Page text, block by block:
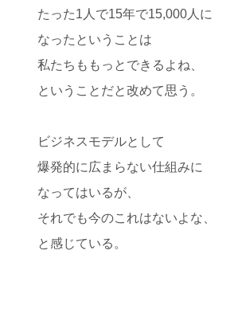
たった1人で15年で15,000人に
なったということは
私たちももっとできるよね、
ということだと改めて思う。
ビジネスモデルとして
爆発的に広まらない仕組みに
なってはいるが、
それでも今のこれはないよな、
と感じている。